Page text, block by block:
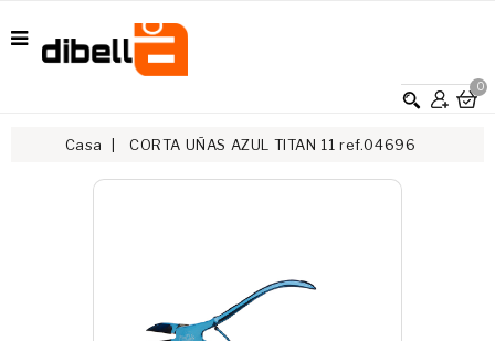
0
Casa CORTA UÑAS AZUL TITAN 11 ref.04696